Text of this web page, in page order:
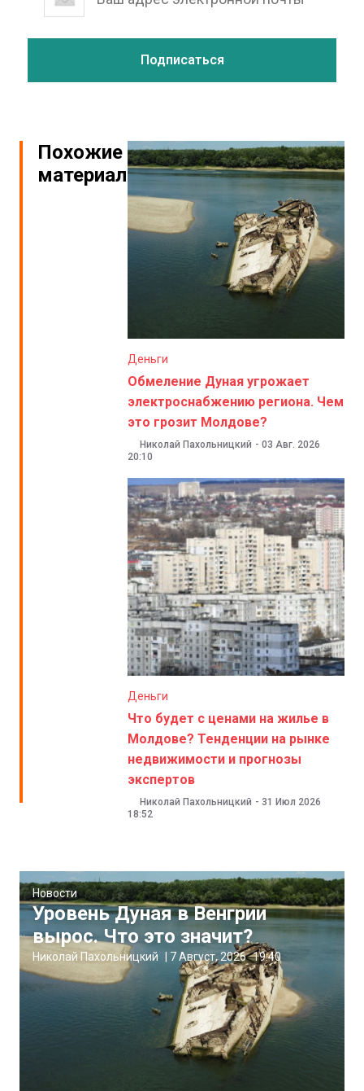
Похожие
материалы
Деньги
Обмеление Дуная угрожает
электроснабжению региона. Чем
это грозит Молдове?
Николай Пахольницкий - 03 Авг. 2026
20:10
Деньги
Что будет с ценами на жилье в
Молдове? Тенденции на рынке
недвижимости и прогнозы
экспертов
Николай Пахольницкий - 31 Июл 2026
18:52
Новости
Уровень Дуная в Венгрии
вырос. Что это значит?
Николай Пахольницкий 7 Август, 2026 19:40